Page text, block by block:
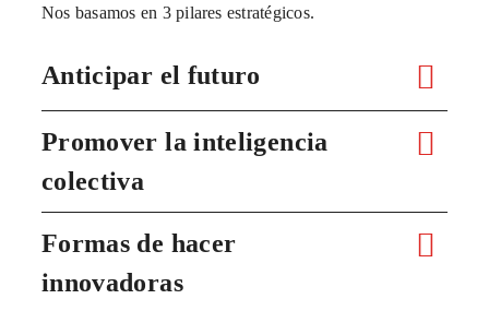
Nos basamos en 3 pilares estratégicos.
Anticipar el futuro
Promover la inteligencia
colectiva
Formas de hacer
innovadoras